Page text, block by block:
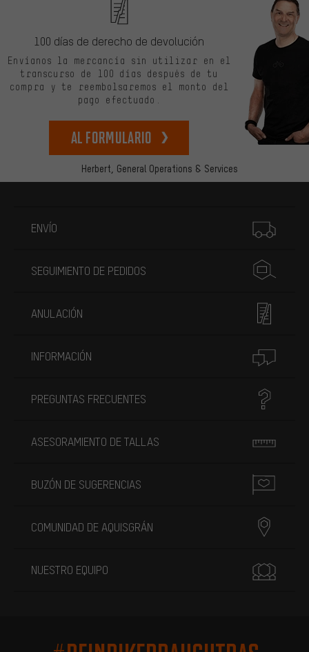
Herbert, General Operations & Services
100 días de derecho de devolución
Envíanos la mercancía sin utilizar en el
transcurso de 100 días después de tu
compra y te reembolsaremos el monto del
pago efectuado.
Al formulario
ENVÍO
SEGUIMIENTO DE PEDIDOS
ANULACIÓN
INFORMACIÓN
PREGUNTAS FRECUENTES
ASESORAMIENTO DE TALLAS
BUZÓN DE SUGERENCIAS
COMUNIDAD DE AQUISGRÁN
NUESTRO EQUIPO